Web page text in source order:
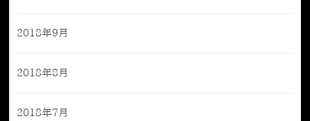
2018年9月
2018年8月
2018年7月